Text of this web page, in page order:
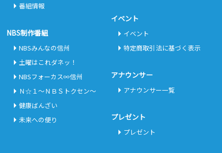
番組情報
NBS制作番組
NBSみんなの信州
土曜はこれダネッ！
NBSフォーカス∞信州
Ｎ☆１～ＮＢＳトクセン～
健康ばんざい
未来への便り
イベント
イベント
特定商取引法に基づく表示
アナウンサー
アナウンサー一覧
プレゼント
プレゼント